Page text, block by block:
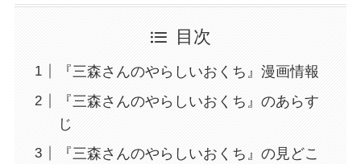
目次
『三森さんのやらしいおくち』漫画情報
『三森さんのやらしいおくち』のあらす
じ
『三森さんのやらしいおくち』の見どこ